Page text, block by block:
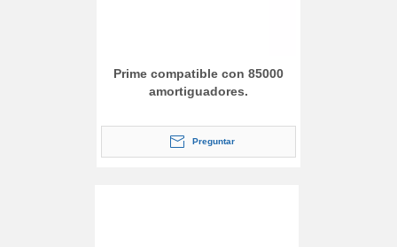
Prime compatible con 85000
amortiguadores.
Preguntar